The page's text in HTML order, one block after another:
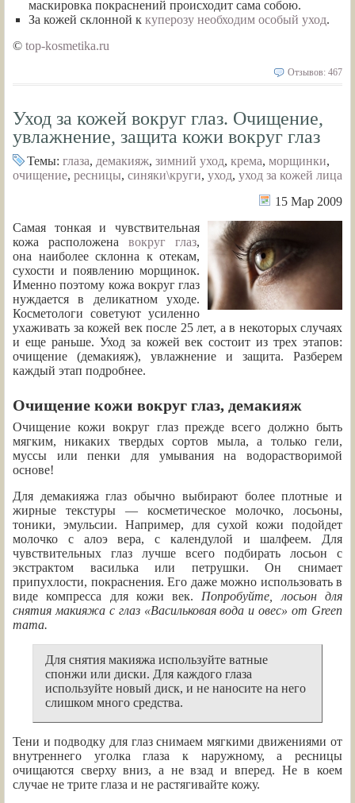
маскировка покраснений происходит сама собою.
За кожей склонной к куперозу необходим особый уход.
© top-kosmetika.ru
Отзывов: 467
Уход за кожей вокруг глаз. Очищение,
увлажнение, защита кожи вокруг глаз
Темы: глаза, демакияж, зимний уход, крема, морщинки,
очищение, ресницы, синяки\круги, уход, уход за кожей лица
15 Мар 2009
Самая тонкая и чувствительная
кожа расположена вокруг глаз,
она наиболее склонна к отекам,
сухости и появлению морщинок.
Именно поэтому кожа вокруг глаз
нуждается в деликатном уходе.
Косметологи советуют усиленно
ухаживать за кожей век после 25 лет, а в некоторых случаях
и еще раньше. Уход за кожей век состоит из трех этапов:
очищение (демакияж), увлажнение и защита. Разберем
каждый этап подробнее.
Очищение кожи вокруг глаз, демакияж
Очищение кожи вокруг глаз прежде всего должно быть
мягким, никаких твердых сортов мыла, а только гели,
муссы или пенки для умывания на водорастворимой
основе!
Для демакияжа глаз обычно выбирают более плотные и
жирные текстуры — косметическое молочко, лосьоны,
тоники, эмульсии. Например, для сухой кожи подойдет
молочко с алоэ вера, с календулой и шалфеем. Для
чувствительных глаз лучше всего подбирать лосьон с
экстрактом василька или петрушки. Он снимает
припухлости, покраснения. Его даже можно использовать в
виде компресса для кожи век. Попробуйте, лосьон для
снятия макияжа с глаз «Васильковая вода и овес» от Green
mama.
Для снятия макияжа используйте ватные
спонжи или диски. Для каждого глаза
используйте новый диск, и не наносите на него
слишком много средства.
Тени и подводку для глаз снимаем мягкими движениями от
внутреннего уголка глаза к наружному, а ресницы
очищаются сверху вниз, а не взад и вперед. Не в коем
случае не трите глаза и не растягивайте кожу.